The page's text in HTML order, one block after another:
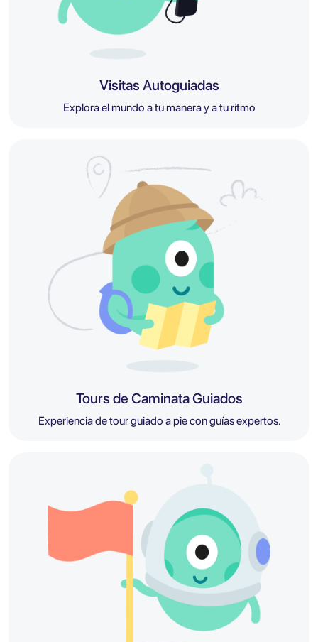
Visitas Autoguiadas
Explora el mundo a tu manera y a tu ritmo
Tours de Caminata Guiados
Experiencia de tour guiado a pie con guías expertos.